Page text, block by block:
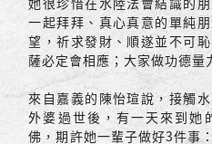
一起拜拜、真心真意的單純
望，祈求發財、順遂並不可
薩必定會相應；大家做功德量
來自嘉義的陳怡瑄說，接觸
外婆過世後，有一天來到她
佛，期許她一輩子做好3件事